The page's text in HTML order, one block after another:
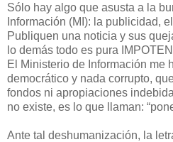
Sólo hay algo que asusta a la
Información (MI): la publicidad,
Publiquen una noticia y sus
lo demás todo es pura
El Ministerio de Información me
democrático y nada corrupto,
fondos ni apropiaciones
no existe, es lo que llaman:
Ante tal deshumanización, la